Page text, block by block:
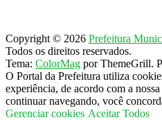
Copyright © 2026 Prefeitura
Todos os direitos reservados.
Tema: ColorMag por ThemeGrill.
O Portal da Prefeitura utiliza
experiência, de acordo com a
continuar navegando, você
Gerenciar cookies Aceitar Todos